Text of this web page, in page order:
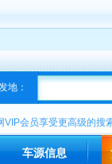
地：
VIP会员享受更高级的搜
车源信息